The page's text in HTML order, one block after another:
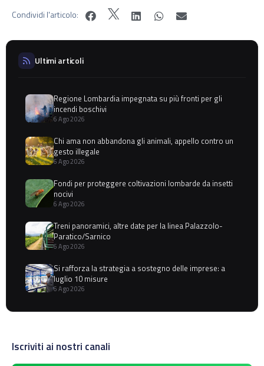
Condividi l'articolo:
Ultimi articoli
Regione Lombardia impegnata su più fronti per gli
incendi boschivi
6 Ago 2026
Chi ama non abbandona gli animali, appello contro un
gesto illegale
6 Ago 2026
Fondi per proteggere coltivazioni lombarde da insetti
nocivi
6 Ago 2026
Treni panoramici, altre date per la linea Palazzolo-
Paratico/Sarnico
6 Ago 2026
Si rafforza la strategia a sostegno delle imprese: a
luglio 10 misure
6 Ago 2026
Iscriviti ai nostri canali